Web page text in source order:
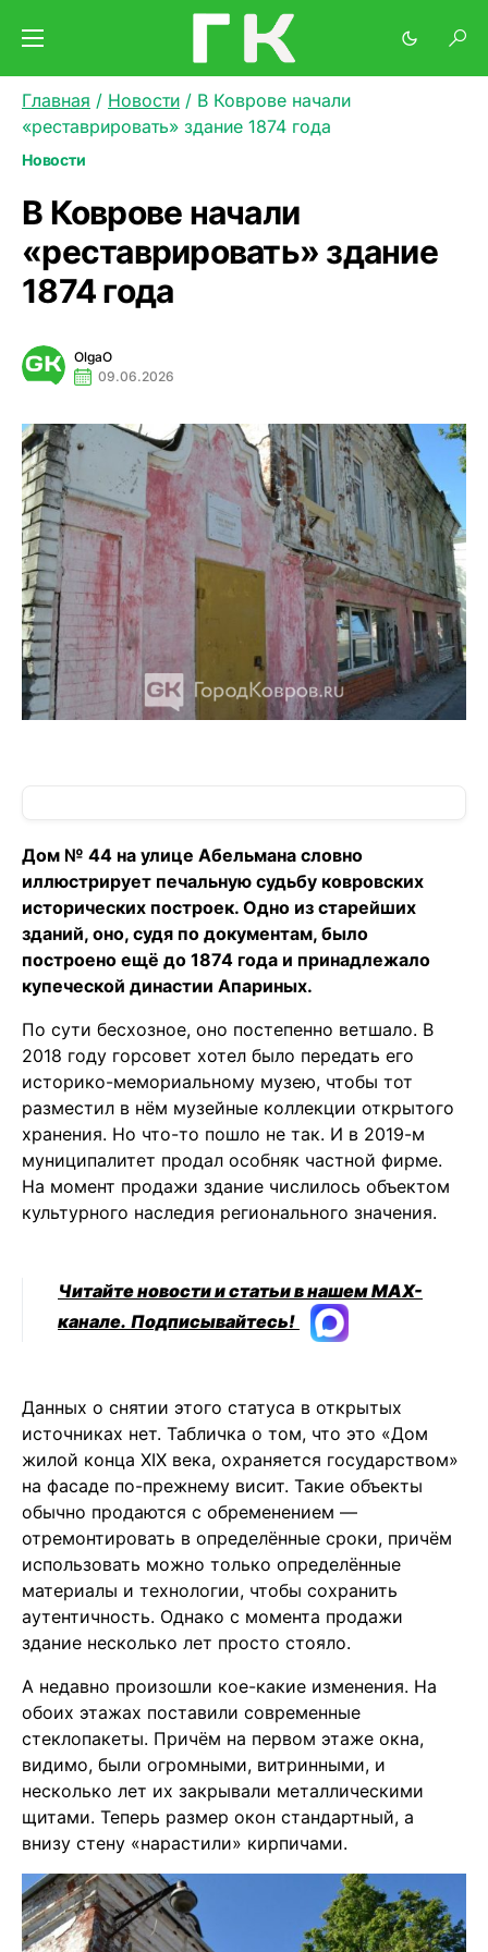
Главная / Новости / В Коврове начали
«реставрировать» здание 1874 года
Новости
В Коврове начали
«реставрировать» здание
1874 года
OlgaO
09.06.2026
Дом № 44 на улице Абельмана словно
иллюстрирует печальную судьбу ковровских
исторических построек. Одно из старейших
зданий, оно, судя по документам, было
построено ещё до 1874 года и принадлежало
купеческой династии Апариных.
По сути бесхозное, оно постепенно ветшало. В
2018 году горсовет хотел было передать его
историко-мемориальному музею, чтобы тот
разместил в нём музейные коллекции открытого
хранения. Но что-то пошло не так. И в 2019-м
муниципалитет продал особняк частной фирме.
На момент продажи здание числилось объектом
культурного наследия регионального значения.
Читайте новости и статьи в нашем MAX-
канале. Подписывайтесь!
Данных о снятии этого статуса в открытых
источниках нет. Табличка о том, что это «Дом
жилой конца XIX века, охраняется государством»
на фасаде по-прежнему висит. Такие объекты
обычно продаются с обременением —
отремонтировать в определённые сроки, причём
использовать можно только определённые
материалы и технологии, чтобы сохранить
аутентичность. Однако с момента продажи
здание несколько лет просто стояло.
А недавно произошли кое-какие изменения. На
обоих этажах поставили современные
стеклопакеты. Причём на первом этаже окна,
видимо, были огромными, витринными, и
несколько лет их закрывали металлическими
щитами. Теперь размер окон стандартный, а
внизу стену «нарастили» кирпичами.